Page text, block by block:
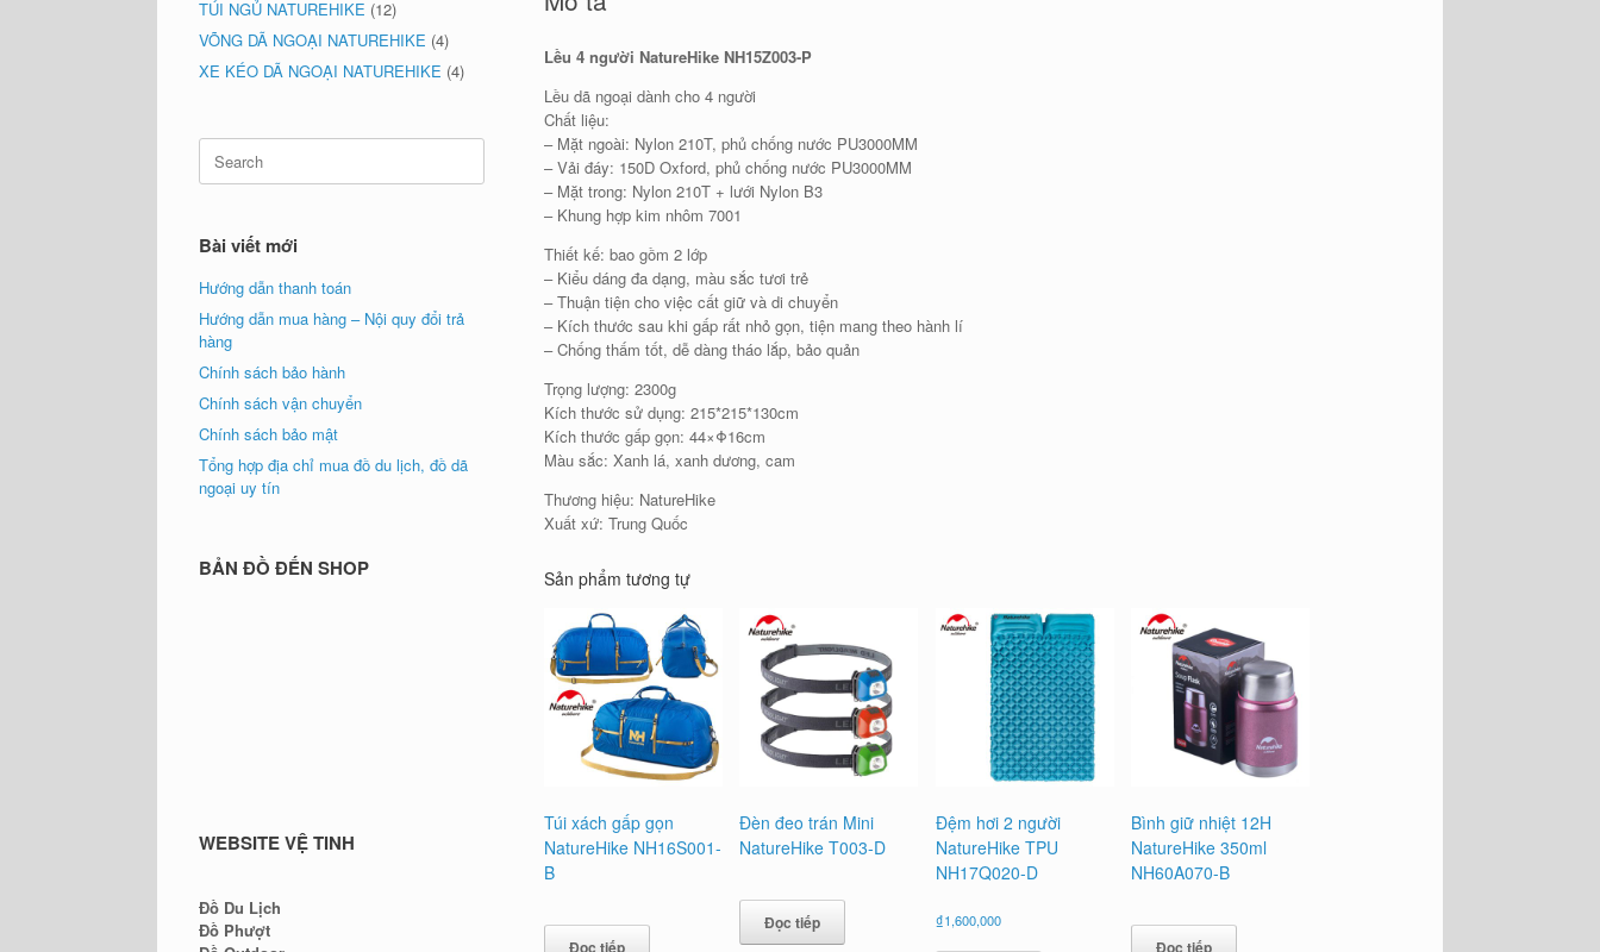
Lều 4 người NatureHike NH15Z003-P
Lều dã ngoại dành cho 4 người
Chất liệu:
– Mặt ngoài: Nylon 210T, phủ chống nước PU3000MM
– Vải đáy: 150D Oxford, phủ chống nước PU3000MM
– Mặt trong: Nylon 210T + lưới Nylon B3
– Khung hợp kim nhôm 7001
Thiết kế: bao gồm 2 lớp
– Kiểu dáng đa dạng, màu sắc tươi trẻ
– Thuận tiện cho việc cất giữ và di chuyển
– Kích thước sau khi gấp rất nhỏ gọn, tiện mang theo hành lí
– Chống thấm tốt, dễ dàng tháo lắp, bảo quản
Trọng lượng: 2300g
Kích thước sử dụng: 215*215*130cm
Kích thước gấp gọn: 44×Φ16cm
Màu sắc: Xanh lá, xanh dương, cam
Thương hiệu: NatureHike
Xuất xứ: Trung Quốc
Sản phẩm tương tự
Túi xách gấp gọn
NatureHike NH16S001-
B
Đọc tiếp
Đèn đeo trán Mini
NatureHike T003-D
Đọc tiếp
Đệm hơi 2 người
NatureHike TPU
NH17Q020-D
₫1,600,000
Bình giữ nhiệt 12H
NatureHike 350ml
NH60A070-B
Đọc tiếp
TÚI NGỦ NATUREHIKE (12)
VÕNG DÃ NGOẠI NATUREHIKE (4)
XE KÉO DÃ NGOẠI NATUREHIKE (4)
Search
for:
Bài viết mới
Hướng dẫn thanh toán
Hướng dẫn mua hàng – Nội quy đổi trả
hàng
Chính sách bảo hành
Chính sách vận chuyển
Chính sách bảo mật
Tổng hợp địa chỉ mua đồ du lịch, đồ dã
ngoại uy tín
BẢN ĐỒ ĐẾN SHOP
WEBSITE VỆ TINH
Đồ Du Lịch
Đồ Phượt